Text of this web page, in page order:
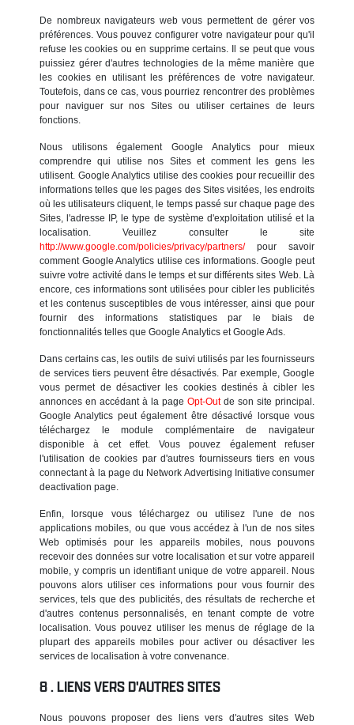
De nombreux navigateurs web vous permettent de gérer vos
préférences. Vous pouvez configurer votre navigateur pour qu'il
refuse les cookies ou en supprime certains. Il se peut que vous
puissiez gérer d'autres technologies de la même manière que
les cookies en utilisant les préférences de votre navigateur.
Toutefois, dans ce cas, vous pourriez rencontrer des problèmes
pour naviguer sur nos Sites ou utiliser certaines de leurs
fonctions.
Nous utilisons également Google Analytics pour mieux
comprendre qui utilise nos Sites et comment les gens les
utilisent. Google Analytics utilise des cookies pour recueillir des
informations telles que les pages des Sites visitées, les endroits
où les utilisateurs cliquent, le temps passé sur chaque page des
Sites, l'adresse IP, le type de système d'exploitation utilisé et la
localisation. Veuillez consulter le site
http://www.google.com/policies/privacy/partners/pour savoir
comment Google Analytics utilise ces informations. Google peut
suivre votre activité dans le temps et sur différents sites Web. Là
encore, ces informations sont utilisées pour cibler les publicités
et les contenus susceptibles de vous intéresser, ainsi que pour
fournir des informations statistiques par le biais de
fonctionnalités telles que Google Analytics et Google Ads.
Dans certains cas, les outils de suivi utilisés par les fournisseurs
de services tiers peuvent être désactivés. Par exemple, Google
vous permet de désactiver les cookies destinés à cibler les
annonces en accédant à la page Opt-Outde son site principal.
Google Analytics peut également être désactivé lorsque vous
téléchargez le module complémentaire de navigateur
disponible à cet effet. Vous pouvez également refuser
l'utilisation de cookies par d'autres fournisseurs tiers en vous
connectant à la page du Network Advertising Initiative consumer
deactivation page.
Enfin, lorsque vous téléchargez ou utilisez l'une de nos
applications mobiles, ou que vous accédez à l'un de nos sites
Web optimisés pour les appareils mobiles, nous pouvons
recevoir des données sur votre localisation et sur votre appareil
mobile, y compris un identifiant unique de votre appareil. Nous
pouvons alors utiliser ces informations pour vous fournir des
services, tels que des publicités, des résultats de recherche et
d'autres contenus personnalisés, en tenant compte de votre
localisation. Vous pouvez utiliser les menus de réglage de la
plupart des appareils mobiles pour activer ou désactiver les
services de localisation à votre convenance.
LIENS VERS D'AUTRES SITES
Nous pouvons proposer des liens vers d'autres sites Web